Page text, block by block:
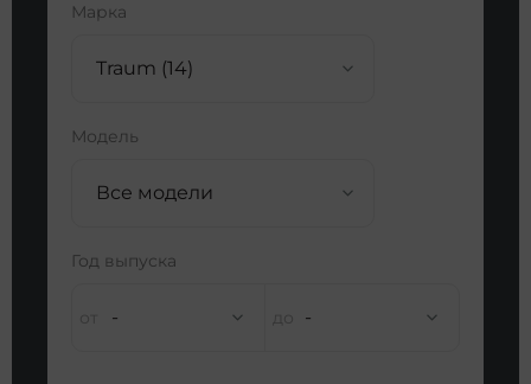
Марка
Traum (14)
Модель
Все модели
Год выпуска
- -